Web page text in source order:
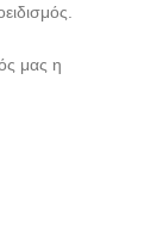
μας η